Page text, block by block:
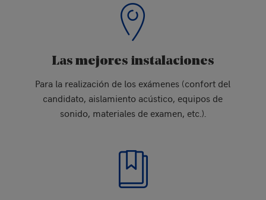
Las mejores instalaciones
Para la realización de los exámenes (confort del
candidato, aislamiento acústico, equipos de
sonido, materiales de examen, etc.).